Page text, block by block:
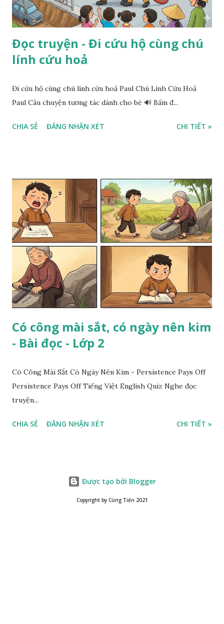
Đọc truyện - Đi cứu hộ cùng chú
lính cứu hoả
Đi cứu hộ cùng chú lính cứu hoả Paul Chú Lính Cứu Hoả
Paul Câu chuyện tương tác dành cho bé 🔊 Bấm đ...
CHIA SẺ ĐĂNG NHẬN XÉT CHI TIẾT »
Có công mài sắt, có ngày nên kim
- Bài đọc - Lớp 2
Có Công Mài Sắt Có Ngày Nên Kim - Persistence Pays Off
Persistence Pays Off Tiếng Việt English Quiz Nghe đọc
truyện...
CHIA SẺ ĐĂNG NHẬN XÉT CHI TIẾT »
Được tạo bởi Blogger
Copyright by Cùng Tiến 2021